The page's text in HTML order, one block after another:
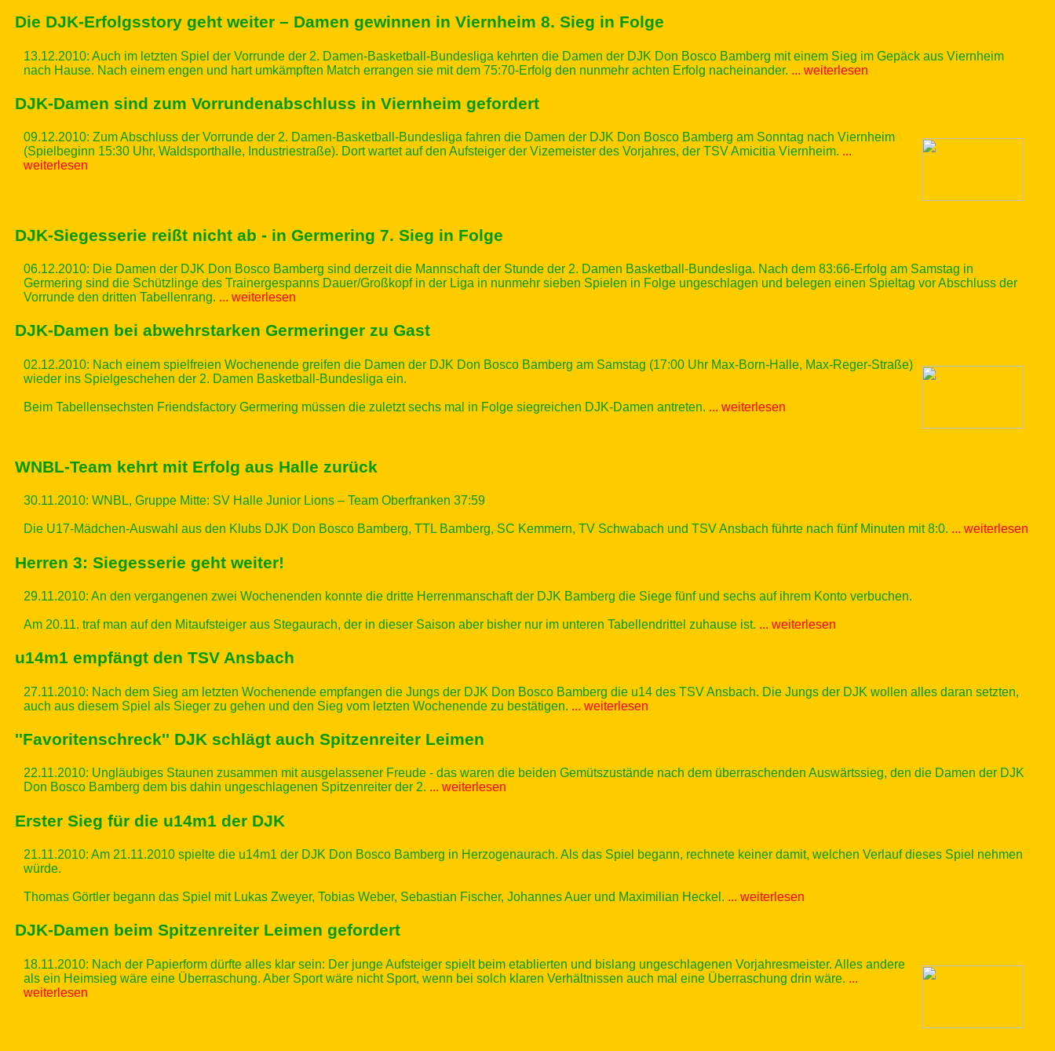
Die DJK-Erfolgsstory geht weiter – Damen gewinnen in Viernheim 8. Sieg in Folge
13.12.2010: Auch im letzten Spiel der Vorrunde der 2. Damen-Basketball-Bundesliga kehrten die Damen der DJK Don Bosco Bamberg mit einem Sieg im Gepäck aus Viernheim
nach Hause. Nach einem engen und hart umkämpften Match errangen sie mit dem 75:70-Erfolg den nunmehr achten Erfolg nacheinander. ... weiterlesen
DJK-Damen sind zum Vorrundenabschluss in Viernheim gefordert
09.12.2010: Zum Abschluss der Vorrunde der 2. Damen-Basketball-Bundesliga fahren die Damen der DJK Don Bosco Bamberg am Sonntag nach Viernheim
(Spielbeginn 15:30 Uhr, Waldsporthalle, Industriestraße). Dort wartet auf den Aufsteiger der Vizemeister des Vorjahres, der TSV Amicitia Viernheim. ...
weiterlesen
DJK-Siegesserie reißt nicht ab - in Germering 7. Sieg in Folge
06.12.2010: Die Damen der DJK Don Bosco Bamberg sind derzeit die Mannschaft der Stunde der 2. Damen Basketball-Bundesliga. Nach dem 83:66-Erfolg am Samstag in
Germering sind die Schützlinge des Trainergespanns Dauer/Großkopf in der Liga in nunmehr sieben Spielen in Folge ungeschlagen und belegen einen Spieltag vor Abschluss der
Vorrunde den dritten Tabellenrang. ... weiterlesen
DJK-Damen bei abwehrstarken Germeringer zu Gast
02.12.2010: Nach einem spielfreien Wochenende greifen die Damen der DJK Don Bosco Bamberg am Samstag (17:00 Uhr Max-Born-Halle, Max-Reger-Straße)
wieder ins Spielgeschehen der 2. Damen Basketball-Bundesliga ein.
Beim Tabellensechsten Friendsfactory Germering müssen die zuletzt sechs mal in Folge siegreichen DJK-Damen antreten. ... weiterlesen
WNBL-Team kehrt mit Erfolg aus Halle zurück
30.11.2010: WNBL, Gruppe Mitte: SV Halle Junior Lions – Team Oberfranken 37:59
Die U17-Mädchen-Auswahl aus den Klubs DJK Don Bosco Bamberg, TTL Bamberg, SC Kemmern, TV Schwabach und TSV Ansbach führte nach fünf Minuten mit 8:0. ... weiterlesen
Herren 3: Siegesserie geht weiter!
29.11.2010: An den vergangenen zwei Wochenenden konnte die dritte Herrenmanschaft der DJK Bamberg die Siege fünf und sechs auf ihrem Konto verbuchen.
Am 20.11. traf man auf den Mitaufsteiger aus Stegaurach, der in dieser Saison aber bisher nur im unteren Tabellendrittel zuhause ist. ... weiterlesen
u14m1 empfängt den TSV Ansbach
27.11.2010: Nach dem Sieg am letzten Wochenende empfangen die Jungs der DJK Don Bosco Bamberg die u14 des TSV Ansbach. Die Jungs der DJK wollen alles daran setzten,
auch aus diesem Spiel als Sieger zu gehen und den Sieg vom letzten Wochenende zu bestätigen. ... weiterlesen
''Favoritenschreck'' DJK schlägt auch Spitzenreiter Leimen
22.11.2010: Ungläubiges Staunen zusammen mit ausgelassener Freude - das waren die beiden Gemütszustände nach dem überraschenden Auswärtssieg, den die Damen der DJK
Don Bosco Bamberg dem bis dahin ungeschlagenen Spitzenreiter der 2. ... weiterlesen
Erster Sieg für die u14m1 der DJK
21.11.2010: Am 21.11.2010 spielte die u14m1 der DJK Don Bosco Bamberg in Herzogenaurach. Als das Spiel begann, rechnete keiner damit, welchen Verlauf dieses Spiel nehmen
würde.
Thomas Görtler begann das Spiel mit Lukas Zweyer, Tobias Weber, Sebastian Fischer, Johannes Auer und Maximilian Heckel. ... weiterlesen
DJK-Damen beim Spitzenreiter Leimen gefordert
18.11.2010: Nach der Papierform dürfte alles klar sein: Der junge Aufsteiger spielt beim etablierten und bislang ungeschlagenen Vorjahresmeister. Alles andere
als ein Heimsieg wäre eine Überraschung. Aber Sport wäre nicht Sport, wenn bei solch klaren Verhältnissen auch mal eine Überraschung drin wäre. ...
weiterlesen